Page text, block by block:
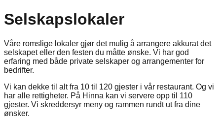
Selskapslokaler
Våre romslige lokaler gjør det mulig å arrangere akkurat det
selskapet eller den festen du måtte ønske. Vi har god
erfaring med både private selskaper og arrangementer for
bedrifter.
Vi kan dekke til alt fra 10 til 120 gjester i vår restaurant. Og vi
har alle rettigheter. På Hinna kan vi servere opp til 110
gjester. Vi skreddersyr meny og rammen rundt ut fra dine
ønsker.